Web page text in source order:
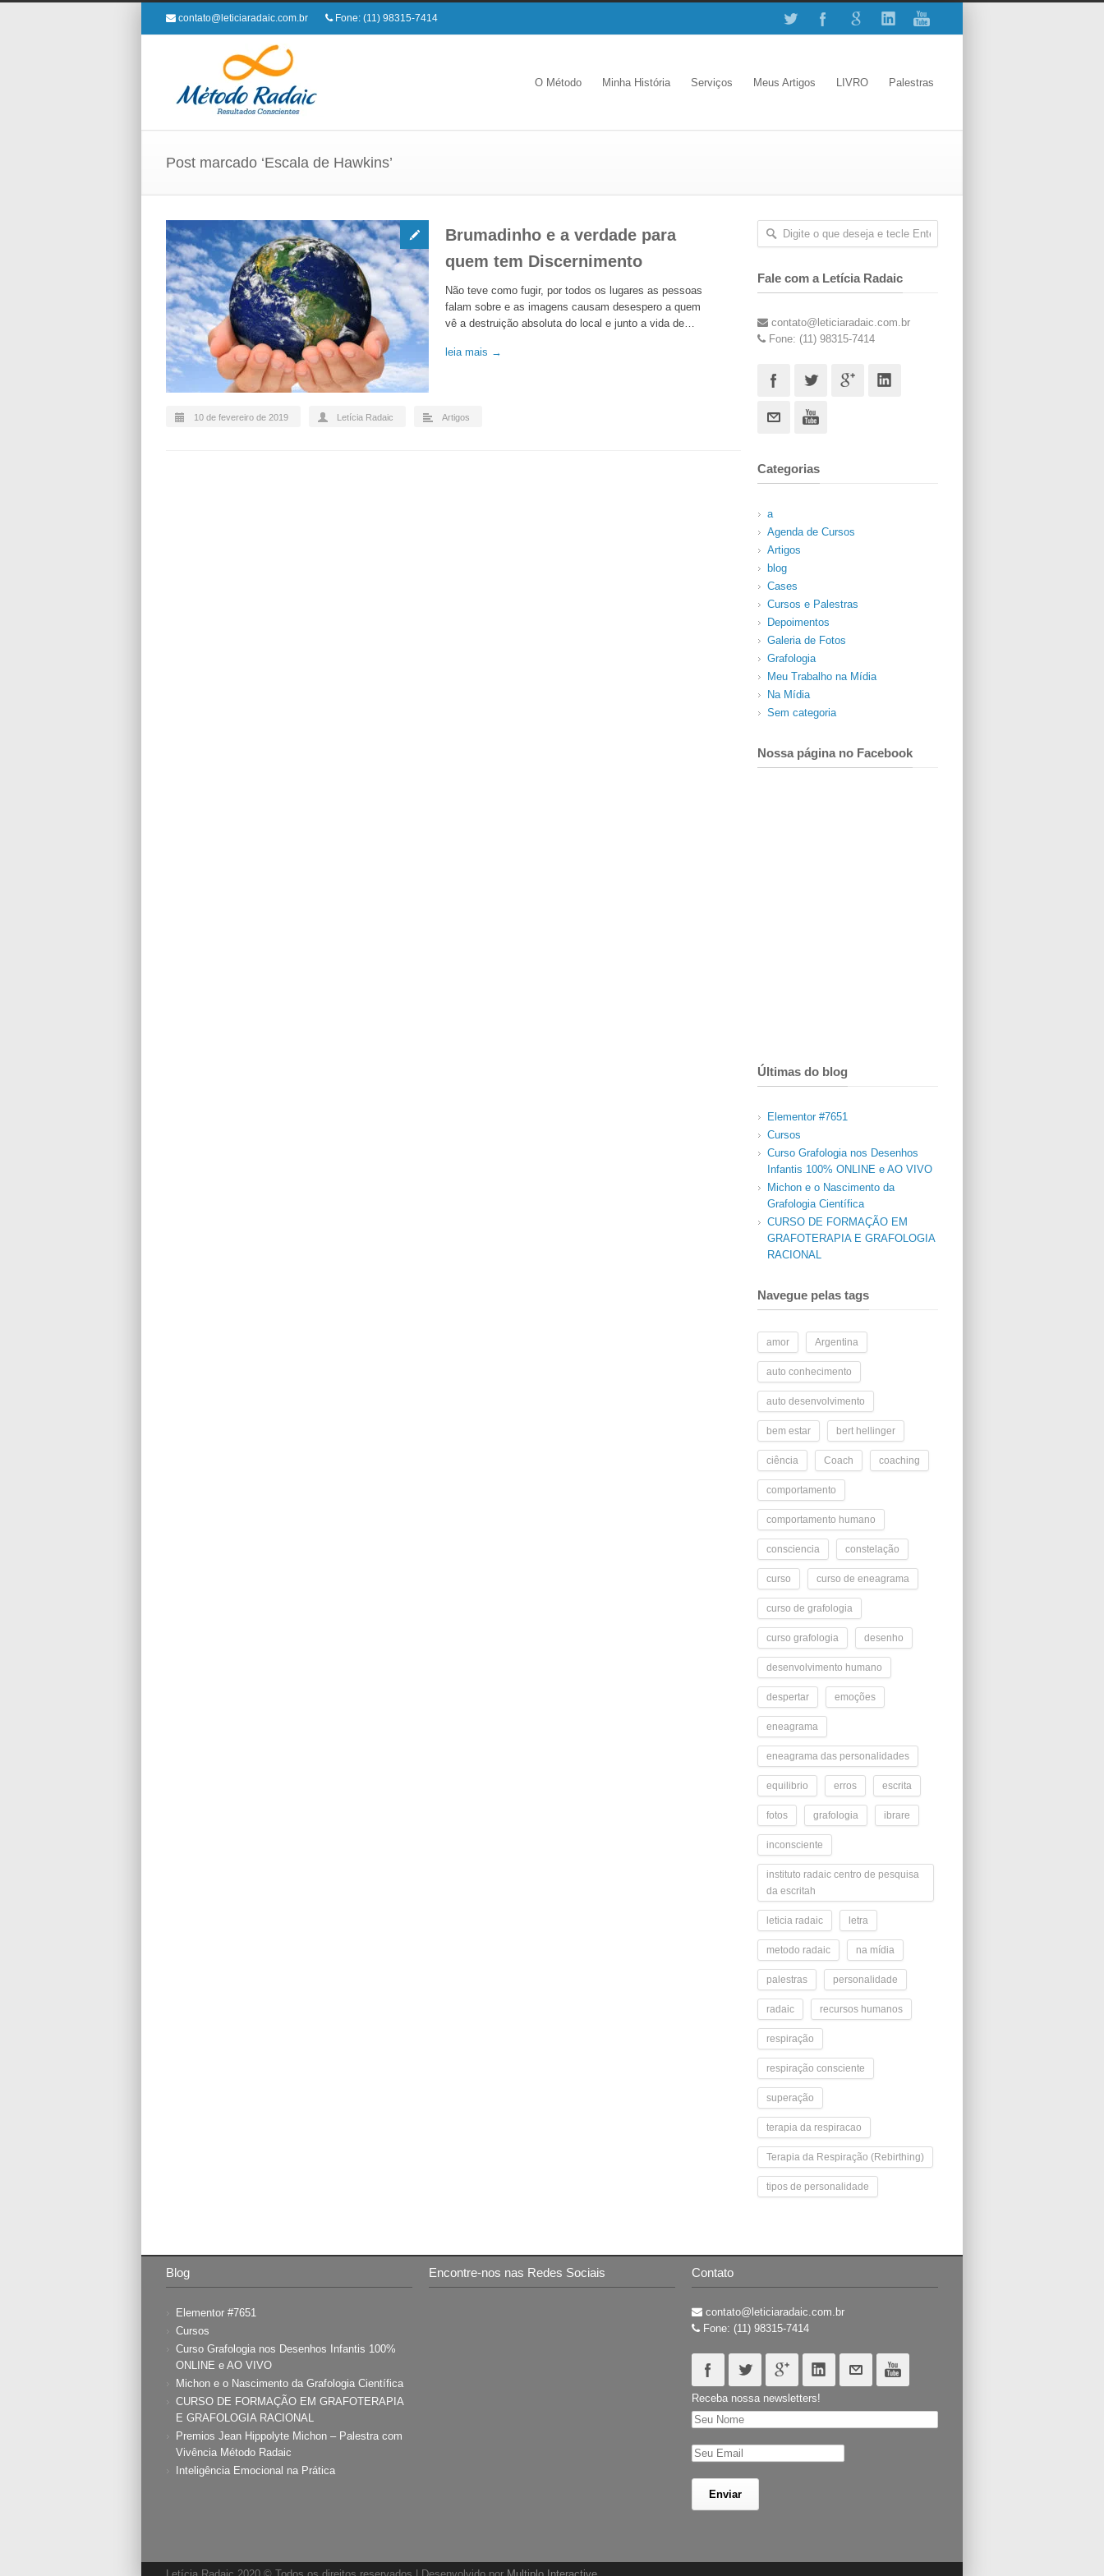
contato@leticiaradaic.com.br Fone: (11) 98315-7414
O Método Minha História Serviços Meus Artigos LIVRO Palestras
Post marcado ‘Escala de Hawkins’
Brumadinho e a verdade para
quem tem Discernimento
Não teve como fugir, por todos os lugares as pessoas
falam sobre e as imagens causam desespero a quem
vê a destruição absoluta do local e junto a vida de…
leia mais →
10 de fevereiro de 2019 Letícia Radaic Artigos
Fale com a Letícia Radaic
contato@leticiaradaic.com.br
Fone: (11) 98315-7414
Categorias
a
Agenda de Cursos
Artigos
blog
Cases
Cursos e Palestras
Depoimentos
Galeria de Fotos
Grafologia
Meu Trabalho na Mídia
Na Mídia
Sem categoria
Nossa página no Facebook
Últimas do blog
Elementor #7651
Cursos
Curso Grafologia nos Desenhos
Infantis 100% ONLINE e AO VIVO
Michon e o Nascimento da
Grafologia Científica
CURSO DE FORMAÇÃO EM
GRAFOTERAPIA E GRAFOLOGIA
RACIONAL
Navegue pelas tags
amor Argentina
auto conhecimento
auto desenvolvimento
bem estar bert hellinger
ciência Coach coaching
comportamento
comportamento humano
consciencia constelação
curso curso de eneagrama
curso de grafologia
curso grafologia desenho
desenvolvimento humano
despertar emoções
eneagrama
eneagrama das personalidades
equilibrio erros escrita
fotos grafologia ibrare
inconsciente
instituto radaic centro de pesquisa
da escritah
leticia radaic letra
metodo radaic na mídia
palestras personalidade
radaic recursos humanos
respiração
respiração consciente
superação
terapia da respiracao
Terapia da Respiração (Rebirthing)
tipos de personalidade
Blog
Elementor #7651
Cursos
Curso Grafologia nos Desenhos Infantis 100%
ONLINE e AO VIVO
Michon e o Nascimento da Grafologia Científica
CURSO DE FORMAÇÃO EM GRAFOTERAPIA
E GRAFOLOGIA RACIONAL
Premios Jean Hippolyte Michon – Palestra com
Vivência Método Radaic
Inteligência Emocional na Prática
Encontre-nos nas Redes Sociais Contato
contato@leticiaradaic.com.br
Fone: (11) 98315-7414
Receba nossa newsletters!